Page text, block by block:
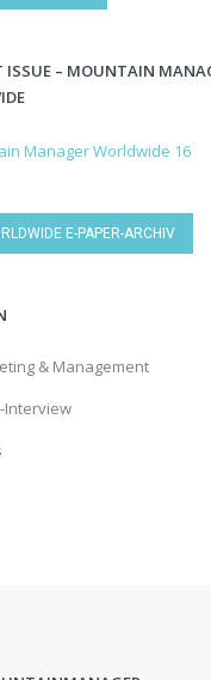
ISSUE – MOUNTAIN
E-PAPER-ARCHIV
& Management
Interview